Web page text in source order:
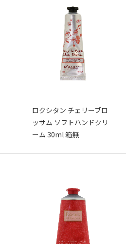
ロクシタン チェリーブロ
ッサム ソフトハンドクリ
ーム 30ml 箱無